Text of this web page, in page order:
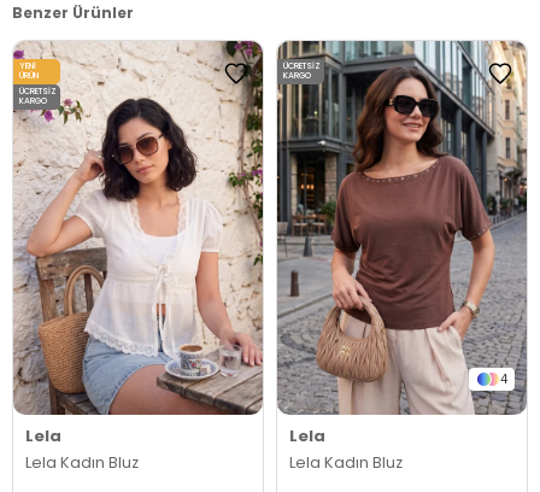
Benzer Ürünler
Lela
Lela Kadın Bluz
YENI
ÜRÜN
ÜCRETSIZ
KARGO
4
Lela
Lela Kadın Bluz
ÜCRETSIZ
KARGO